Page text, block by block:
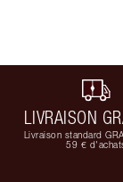
LIVRAISON
Livraison standard
59 €